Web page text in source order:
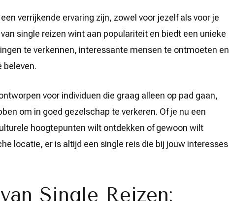
verrijkende ervaring zijn, zowel voor jezelf als voor je
single reizen wint aan populariteit en biedt een unieke
te verkennen, interessante mensen te ontmoeten en
beleven.
voor individuen die graag alleen op pad gaan,
om in goed gezelschap te verkeren. Of je nu een
hoogtepunten wilt ontdekken of gewoon wilt
locatie, er is altijd een single reis die bij jouw interesses
Single Reizen: